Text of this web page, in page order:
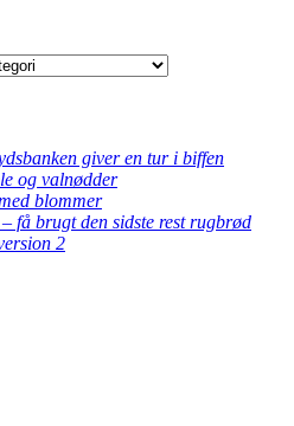
giver en tur i biffen
og valnødder
blommer
få brugt den sidste rest rugbrød
2